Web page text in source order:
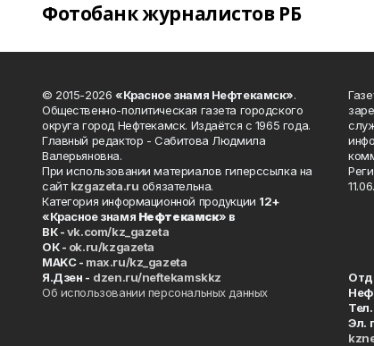
Фотобанк журналистов РБ
© 2015-2026 «Красное знамя Нефтекамск».
Общественно-политическая газета городского
округа город Нефтекамск. Издаётся с 1965 года.
Главный редактор - Сабитова Людмила
Валерьяновна.
При использовании материалов гиперссылка на
сайтkzgazeta.ru обязательна.
Категория информационной продукции 12+
«Красное знамя Нефтекамск» в
ВК -vk.com/kz_gazeta
ОК - ok.ru/kzgazeta
MAKC - max.ru/kz_gazeta
Я.Дзен - dzen.ru/neftekamskkz
Об использовании персональных данных
Эл.